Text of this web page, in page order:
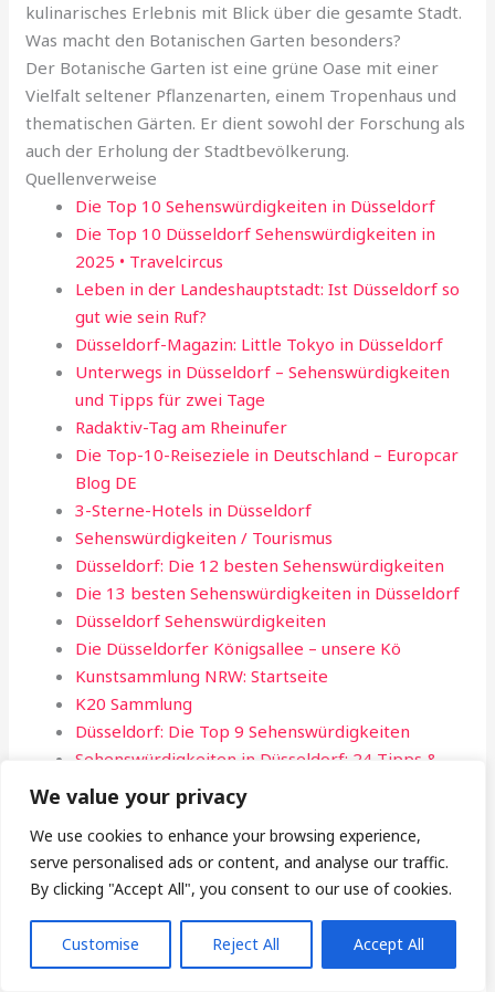
We value your privacy
We use cookies to enhance your browsing experience,
serve personalised ads or content, and analyse our traffic.
By clicking "Accept All", you consent to our use of cookies.
Customise Reject All Accept All
kulinarisches Erlebnis mit Blick über die gesamte Stadt.
Was macht den Botanischen Garten besonders?
Der Botanische Garten ist eine grüne Oase mit einer
Vielfalt seltener Pflanzenarten, einem Tropenhaus und
thematischen Gärten. Er dient sowohl der Forschung als
auch der Erholung der Stadtbevölkerung.
Quellenverweise
Die Top 10 Sehenswürdigkeiten in Düsseldorf
Die Top 10 Düsseldorf Sehenswürdigkeiten in
2025 • Travelcircus
Leben in der Landeshauptstadt: Ist Düsseldorf so
gut wie sein Ruf?
Düsseldorf-Magazin: Little Tokyo in Düsseldorf
Unterwegs in Düsseldorf – Sehenswürdigkeiten
und Tipps für zwei Tage
Radaktiv-Tag am Rheinufer
Die Top-10-Reiseziele in Deutschland – Europcar
Blog DE
3-Sterne-Hotels in Düsseldorf
Sehenswürdigkeiten / Tourismus
Düsseldorf: Die 12 besten Sehenswürdigkeiten
Die 13 besten Sehenswürdigkeiten in Düsseldorf
Düsseldorf Sehenswürdigkeiten
Die Düsseldorfer Königsallee – unsere Kö
Kunstsammlung NRW: Startseite
K20 Sammlung
Düsseldorf: Die Top 9 Sehenswürdigkeiten
Sehenswürdigkeiten in Düsseldorf: 24 Tipps &
Karte
Top 10 Sehenswürdigkeiten Düsseldorf ~ Animod
– Traumhafte Hotels & Kurzreisen
Düsseldorf Entdecken: Eleganz am Rhein –
travelnet-online.de
Die besten Düsseldorf Sehenswürdigkeiten, für
einen Tagesausflug